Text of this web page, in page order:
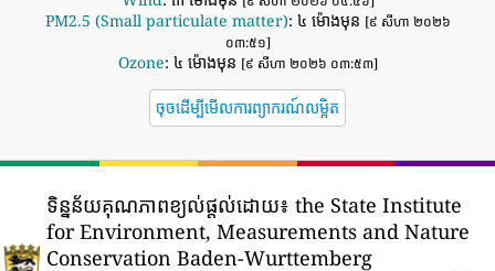
PM2.5 (Small particulate matter): ៤ ម៉ោងមុន [៩ សីហា ២០២៦
០៣:៥១]
Ozone: ៤ ម៉ោងមុន [៩ សីហា ២០២៦ ០៣:៥៣]
ចុចដើម្បីមើលការព្យាករណ៍លម្អិត
ទិន្នន័យគុណភាពខ្យល់ផ្តល់ដោយ៖ the State Institute
for Environment, Measurements and Nature
Conservation Baden-Wurttemberg